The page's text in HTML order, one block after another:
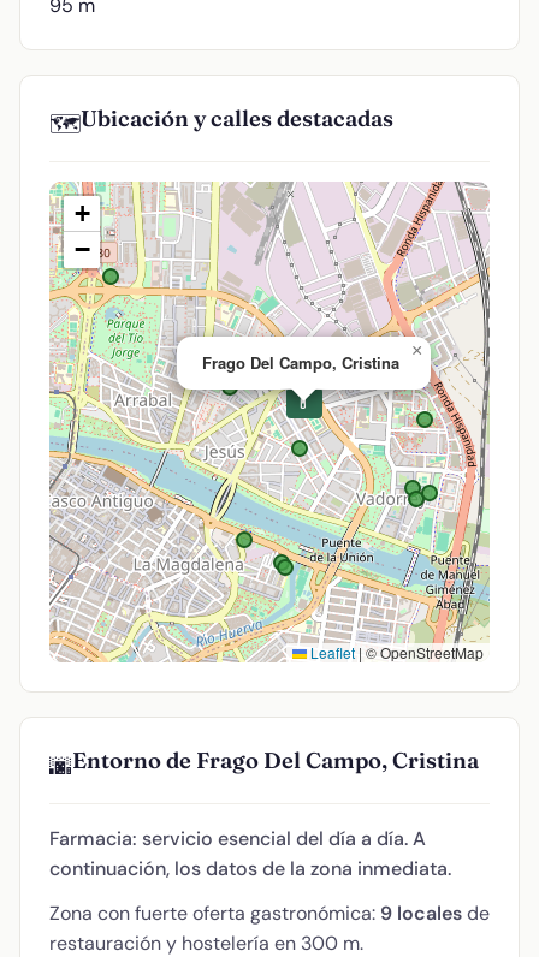
95 m
🗺️Ubicación y calles destacadas
💊
Frago Del Campo, Cristina
×
+
−
Leaflet |© OpenStreetMap
🌆Entorno de Frago Del Campo, Cristina
Farmacia: servicio esencial del día a día. A
continuación, los datos de la zona inmediata.
Zona con fuerte oferta gastronómica: 9 localesde
restauración y hostelería en 300 m.